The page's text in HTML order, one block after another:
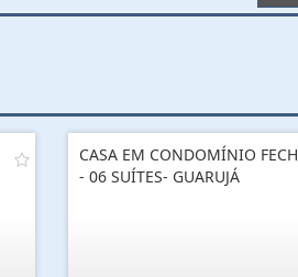
CASA EM CONDOMÍNIO
- 06 SUÍTES- GUARUJÁ